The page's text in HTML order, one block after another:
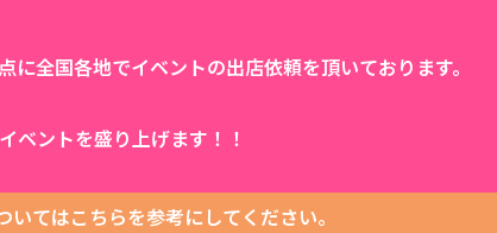
全国各地でイベントの出店依頼を頂いております。
ベントを盛り上げます！！
いてはこちらを参考にしてください。